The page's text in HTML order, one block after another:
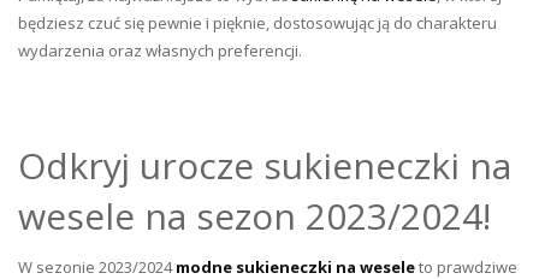
będziesz czuć się pewnie i pięknie, dostosowując ją do charakteru
wydarzenia oraz własnych preferencji.
Odkryj urocze sukieneczki na
wesele na sezon 2023/2024!
W sezonie 2023/2024modne sukieneczki na weseleto prawdziwe